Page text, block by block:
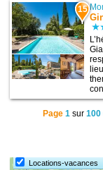
15
Page 1 sur 100
Locations-vacances